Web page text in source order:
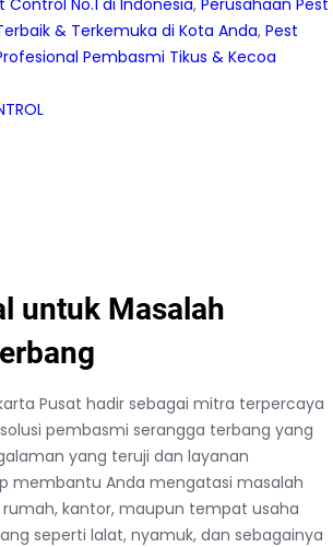
Control No.1 di Indonesia, Perusahaan Pest
& Terkemuka di Kota Anda, Pest
Pembasmi Tikus & Kecoa
untuk Masalah
Pusat hadir sebagai mitra terpercaya
pembasmi serangga terbang yang
yang teruji dan layanan
membantu Anda mengatasi masalah
kantor, maupun tempat usaha
seperti lalat, nyamuk, dan sebagainya